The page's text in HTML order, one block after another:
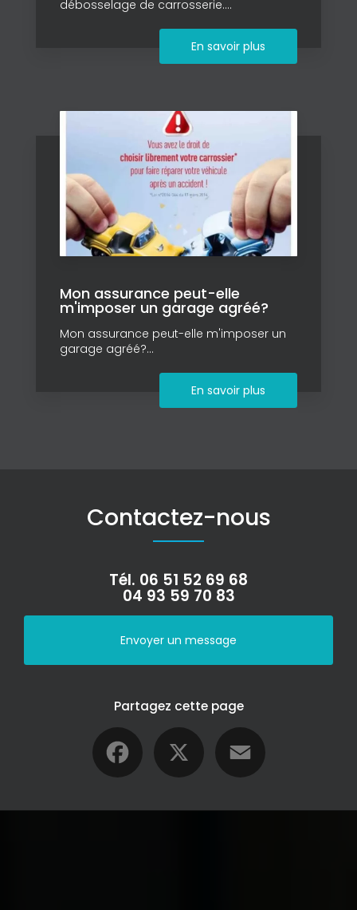
débosselage de carrosserie....
En savoir plus
Mon assurance peut-elle
m'imposer un garage agréé?
Mon assurance peut-elle m'imposer un
garage agréé?...
En savoir plus
Contactez-nous
Tél. 06 51 52 69 68
04 93 59 70 83
Envoyer un message
Partagez cette page
Facebook